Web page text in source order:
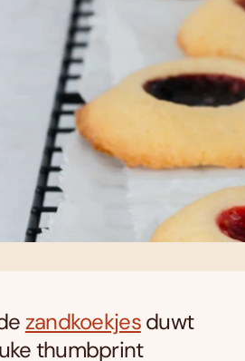
zandkoekjesduwt
thumbprint